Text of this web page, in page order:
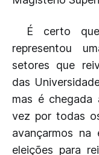
É certo
representou
setores que
das
mas é chegada
vez por todas
avançarmos
eleições para